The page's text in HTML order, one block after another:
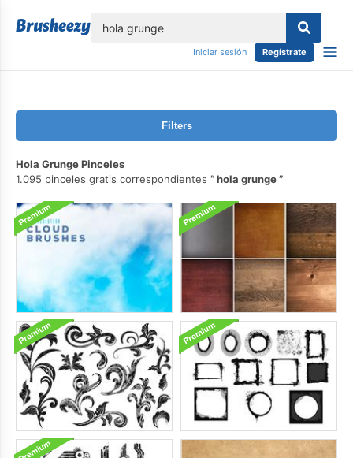
Iniciar sesión Regístrate
Filters
Hola Grunge Pinceles
1.095 pinceles gratis correspondientes
hola grunge